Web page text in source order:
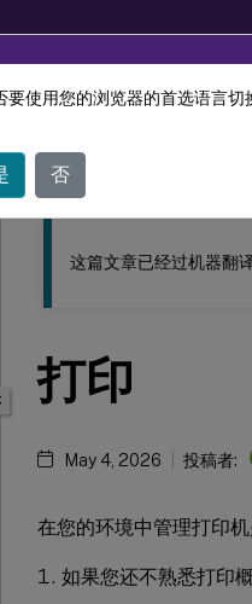
此内容已经过机器动态翻译。
这篇文章已经过机器翻
打印
May 4, 2026 投稿者:
在您的环境中管理打印
如果您还不熟悉打印
要使用您的浏览器的首选语言切
否